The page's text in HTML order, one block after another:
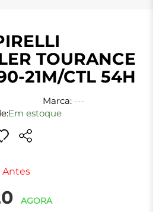
TOURANCE
21M/CTL 54H
Marca:---
Em estoque
Antes
AGORA